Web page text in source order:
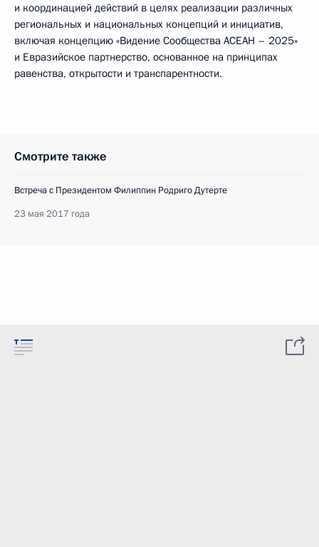
и координацией действий в целях реализации различных
региональных и национальных концепций и инициатив,
включая концепцию «Видение Сообщества АСЕАН – 2025»
и Евразийское партнерство, основанное на принципах
равенства, открытости и транспарентности.
Смотрите также
Встреча с Президентом Филиппин Родриго Дутерте
23 мая 2017 года